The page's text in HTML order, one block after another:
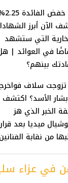
بعد
الآن أبرز
التي ستشهد
في العوائد |
بينهم؟
سلاف
الأسد؟ اكتشف
الخبر الذي هز
ميديا بعد قرار
من نقابة
في عزاء